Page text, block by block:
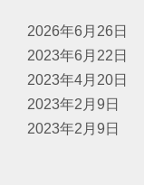
2026年6月26日
2023年6月22日
2023年4月20日
2023年2月9日
2023年2月9日